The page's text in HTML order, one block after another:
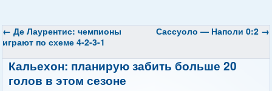
← Де Лаурентис: чемпионы
играют по схеме 4-2-3-1
Сассуоло — Наполи 0:2 →
Кальехон: планирую забить больше 20
голов в этом сезоне